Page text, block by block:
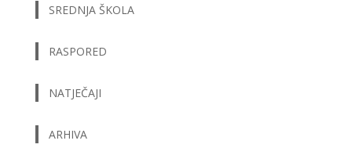
SREDNJA ŠKOLA
RASPORED
NATJEČAJI
ARHIVA